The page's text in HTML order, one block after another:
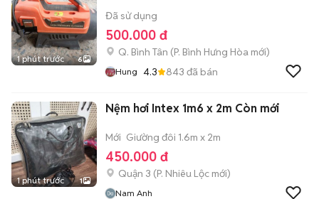
1 phút trước 6
Đã sử dụng
500.000 đ
Q. Bình Tân (P. Bình Hưng Hòa mới)
Hung 4.3 843 đã bán
1 phút trước 1
Nệm hơi Intex 1m6 x 2m Còn mới
Mới Giường đôi 1.6m x 2m
450.000 đ
Quận 3 (P. Nhiêu Lộc mới)
Nam Anh